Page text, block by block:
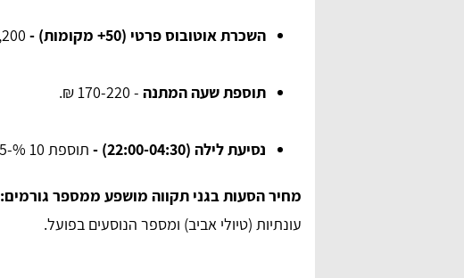
השכרת אוטובוס פרטי (50+ מקומות) -
תוספת שעה המתנה - 170-220 ₪.
נסיעת לילה (22:00-04:30) - תוספת 10 %-15 % למחיר הבסיס.
מחיר הסעות בגני תקווה מושפע ממספר גורמים:
עונתיות (טיולי אביב) ומספר הנוסעים בפועל.